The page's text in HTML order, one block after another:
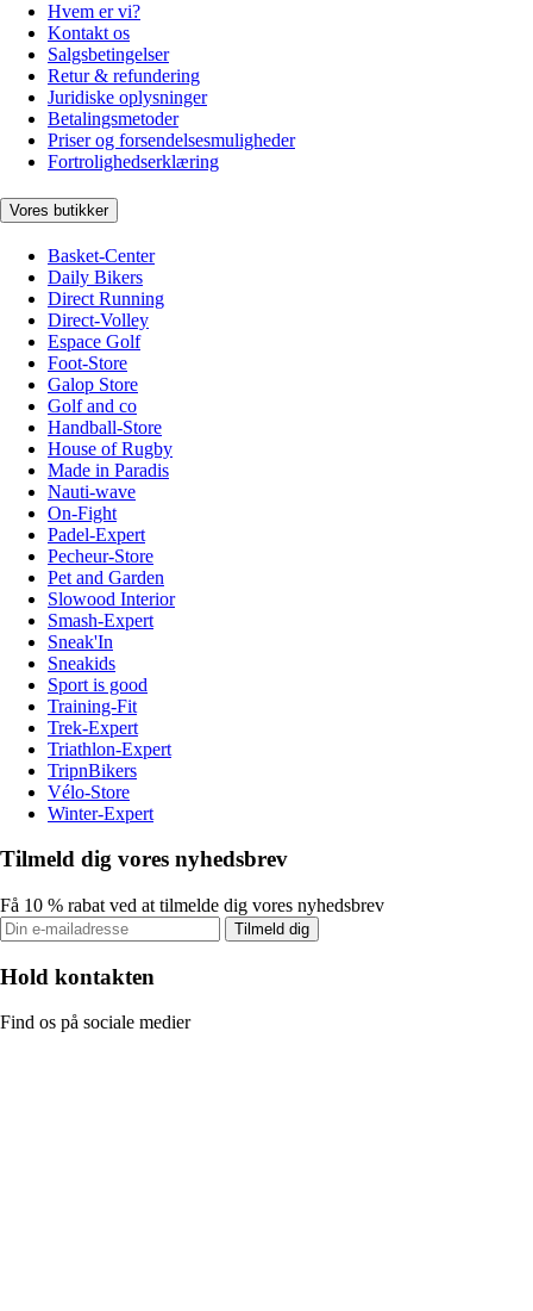
Hvem er vi?
Kontakt os
Salgsbetingelser
Retur & refundering
Juridiske oplysninger
Betalingsmetoder
Priser og forsendelsesmuligheder
Fortrolighedserklæring
Vores butikker
Basket-Center
Daily Bikers
Direct Running
Direct-Volley
Espace Golf
Foot-Store
Galop Store
Golf and co
Handball-Store
House of Rugby
Made in Paradis
Nauti-wave
On-Fight
Padel-Expert
Pecheur-Store
Pet and Garden
Slowood Interior
Smash-Expert
Sneak'In
Sneakids
Sport is good
Training-Fit
Trek-Expert
Triathlon-Expert
TripnBikers
Vélo-Store
Winter-Expert
Tilmeld dig vores nyhedsbrev
Få 10 % rabat ved at tilmelde dig vores nyhedsbrev
Tilmeld dig
Hold kontakten
Find os på sociale medier